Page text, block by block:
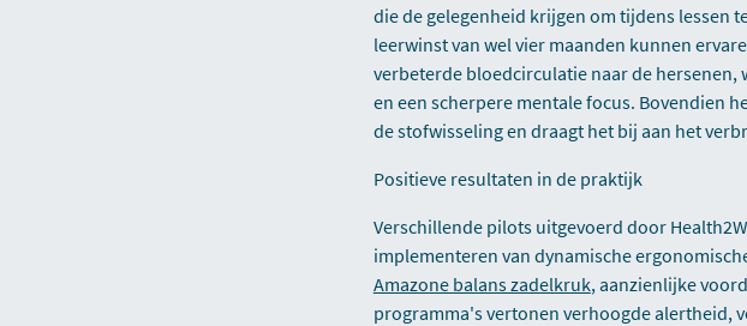
die de gelegenheid krijgen om tijdens lessen
leerwinst van wel vier maanden kunnen
verbeterde bloedcirculatie naar de
en een scherpere mentale focus. Bovendien
de stofwisseling en draagt het bij aan het
Positieve resultaten in de praktijk
Verschillende pilots uitgevoerd door
implementeren van dynamische
Amazone balans zadelkruk, aanzienlijke
programma's vertonen verhoogde alertheid,